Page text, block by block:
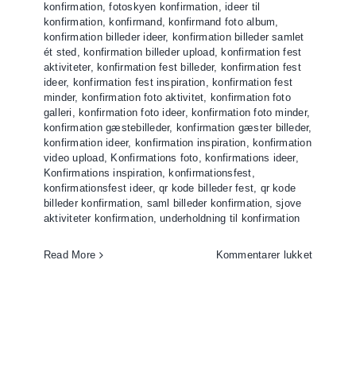
konfirmation,fotoskyen konfirmation,ideer til
konfirmation, konfirmand, konfirmand foto album,
konfirmation billeder ideer, konfirmation billeder samlet
ét sted , konfirmation billeder upload, konfirmation fest
aktiviteter, konfirmation fest billeder, konfirmation fest
ideer, konfirmation fest inspiration, konfirmation fest
minder, konfirmation foto aktivitet, konfirmation foto
galleri , konfirmation foto ideer, konfirmation foto minder,
konfirmation gæstebilleder, konfirmation gæster billeder,
konfirmation ideer, konfirmation inspiration, konfirmation
video upload, Konfirmations foto, konfirmations ideer,
Konfirmations inspiration, konfirmationsfest,
konfirmationsfest ideer, qr kode billeder fest, qr kode
billeder konfirmation, saml billeder konfirmation,sjove
aktiviteter konfirmation,underholdning til konfirmation
Read More Kommentarer lukkettil